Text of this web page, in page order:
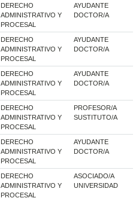
DERECHO
ADMINISTRATIVO Y
PROCESAL
AYUDANTE
DOCTOR/A
DERECHO
ADMINISTRATIVO Y
PROCESAL
AYUDANTE
DOCTOR/A
DERECHO
ADMINISTRATIVO Y
PROCESAL
AYUDANTE
DOCTOR/A
DERECHO
ADMINISTRATIVO Y
PROCESAL
PROFESOR/A
SUSTITUTO/A
DERECHO
ADMINISTRATIVO Y
PROCESAL
AYUDANTE
DOCTOR/A
DERECHO
ADMINISTRATIVO Y
PROCESAL
ASOCIADO/A
UNIVERSIDAD